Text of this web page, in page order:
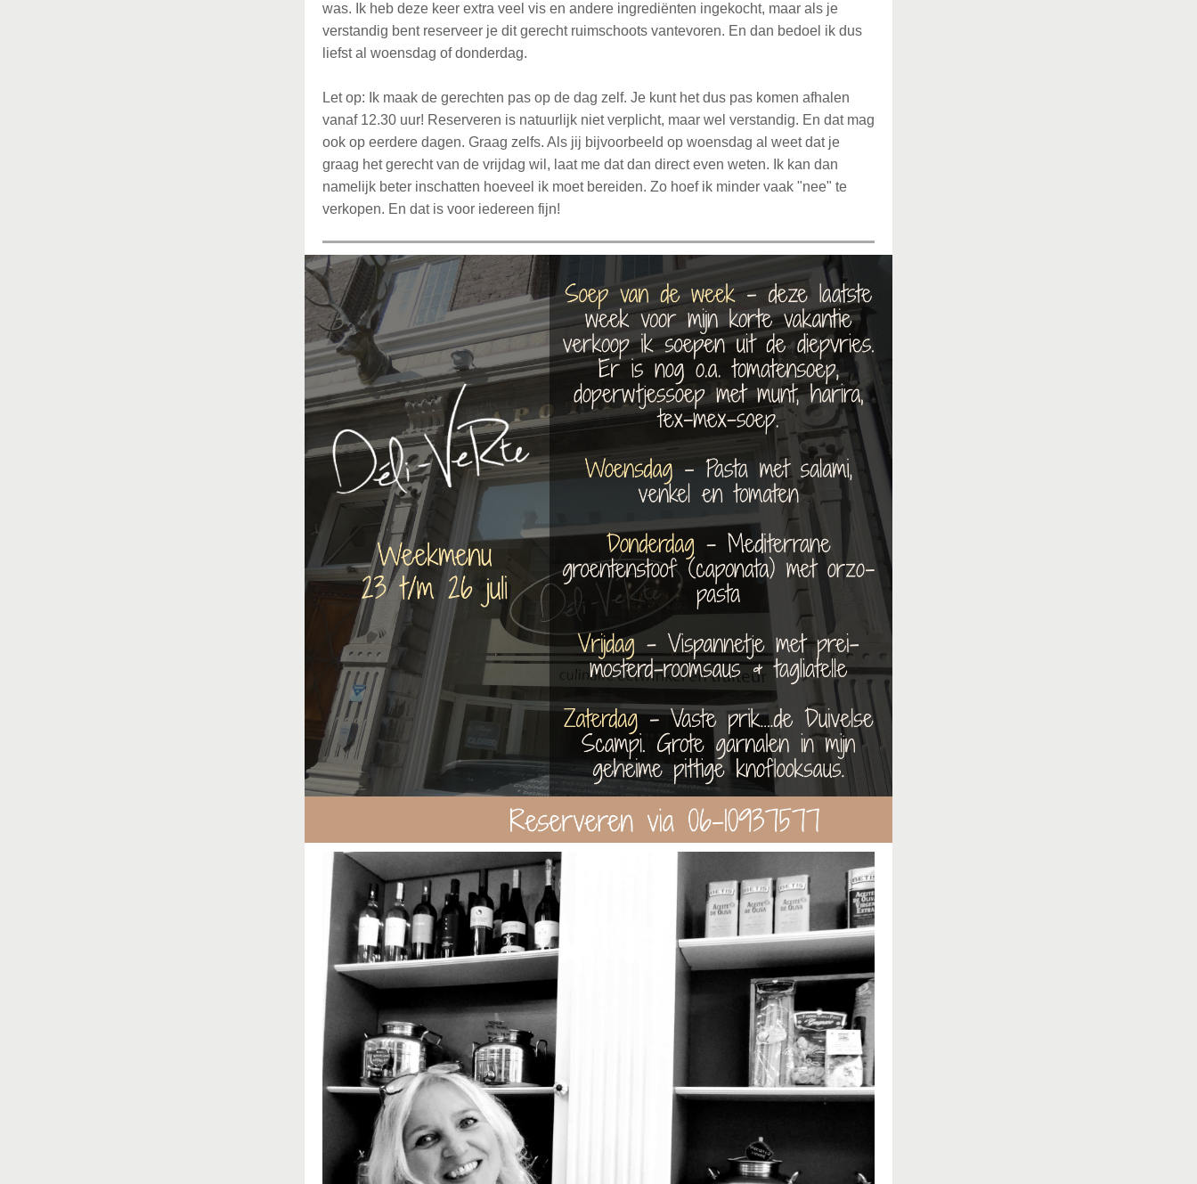
was. Ik heb deze keer extra veel vis en andere ingrediënten ingekocht, maar als je
verstandig bent reserveer je dit gerecht ruimschoots vantevoren. En dan bedoel ik dus
liefst al woensdag of donderdag.
Let op: Ik maak de gerechten pas op de dag zelf. Je kunt het dus pas komen afhalen
vanaf 12.30 uur! Reserveren is natuurlijk niet verplicht, maar wel verstandig. En dat mag
ook op eerdere dagen. Graag zelfs. Als jij bijvoorbeeld op woensdag al weet dat je
graag het gerecht van de vrijdag wil, laat me dat dan direct even weten. Ik kan dan
namelijk beter inschatten hoeveel ik moet bereiden. Zo hoef ik minder vaak "nee" te
verkopen. En dat is voor iedereen fijn!